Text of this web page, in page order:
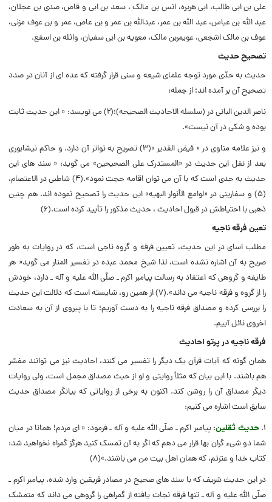
على بن ابى طالب، ابى هریره، انس بن مالک ، سعد بن ابى و قاص، صدى بن عجلان،
عبد الله بن عباس، عبد الله بن عمر، عبدالله بن عمر و بن عاص، عمر و بن عوف مزنى،
عوف بن مالک اشجعى، عویمربن مالک، معویه بن ابى سفیان، واثله بن اسقع.
تصحیح حدیث
حدیث به حدّى مورد توجه علماى شیعه و سنى قرار گرفته که عده اى از آنان در صدد
تصحیح آن بر آمده اند؛ از جمله:
ناصر الدین البانى در (سلسله الاحادیث الصحیحه)؛(۲) مى نویسد: « این حدیث ثابت
بوده و شکى در آن نیست».
و نیز علامه مناوى در « فیض القدیر »(۳) تصریح به تواتر آن دارد. و حاکم نیشابورى
بعد از نقل این حدیث در «المستدرک على الصحیحین» مى گوید: « سند هاى این
حدیث به حدى است که با آن مى توان اقامه حجت نمود».(۴) شاطبى در الاعتصام،
(۵) و سفارینى در «لوامع الأنوار البهیه» این حدیث را تصحیح نموده اند. هم چنین
ذهبى با احتیاطش در قبول احادیث ، حدیث مذکور را تأیید کرده است.(۶)
تعین فرقه ناجیه
مطلب اساى در این حدیث، تعیین فرقه و گروه ناجى است، که در روایات به طور
صریح به آن اشاره نشده است، لذا شیخ محمد عبده در تفسیر المنار مى گوید« هر
طایفه و گروهى که اعتقاد به رسالت پیامبر اکرم ـ صلّى الله علیه و آله ـ دارد، خودش
را از گروه و فرقه ناجیه مى داند».(۷) از همین رو، شایسته است که دلالت این حدیث
را بررسى کرده و مصداق فرقه ناجیه را به دست آوریم؛ تا با پیروى از آن به سعادت
اخروى نائل آییم.
فرقه ناجیه در پرتو احادیث
همان گونه که آیات قرآن یک دیگر را تفسیر مى کنند، احادیث نیز مى توانند مفسّر
هم باشند. با این بیان که مثلاً روایتى و لو از حیث مصداق مجمل است، ولى روایات
دیگر مصداق آن را روشن کند. اکنون به برخى از روایاتى که بیانگر مصداق حدیث
سابق است اشاره مى کنیم:
۱. حدیث ثقلین: پیامبر اکرم ـ صلّى الله علیه و آله ـ فرمود: « اى مردم! همانا در میان
شما دو شیء گران بها قرار مى دهم که اگر به آن تمسک کنید هرگز گمراه نخواهید شد:
کتاب خدا و عترتم، که همان اهل بیت من مى باشند.»(۸)
در این حدیث شریف که با سند هاى صحیح در مصادر فریقین وارد شده، پیامبر اکرم ـ
صلّى الله علیه و آله ـ تنها فرقه نجات یافته از گمراهى را گروهى مى داند که متمسّک